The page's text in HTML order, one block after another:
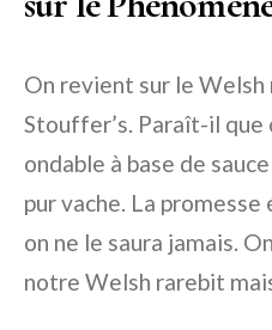
On revient sur le
Stouffer’s. Paraît-il que
ondable à base de
pur vache. La
on ne le saura jamais.
notre Welsh rarebit